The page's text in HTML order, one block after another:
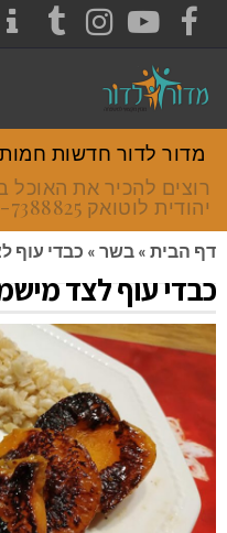
FACEBOOK
YOUTUBE
מדור לדור חדשות
רוצים להכיר את
יהודית לוטואק 054-7388825.
דף הבית » בשר » כבדי עוף
כבדי עוף לצד